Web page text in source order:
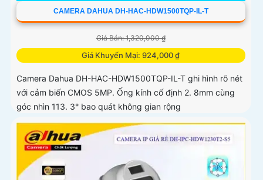
CAMERA DAHUA DH-HAC-HDW1500TQP-IL-T
Giá Bán: 1,320,000 ₫
Giá Khuyến Mại: 924,000 ₫
Camera Dahua DH-HAC-HDW1500TQP-IL-T ghi hình rõ nét
với cảm biến CMOS 5MP. Ống kính cố định 2. 8mm cùng
góc nhìn 113. 3° bao quát không gian rộng